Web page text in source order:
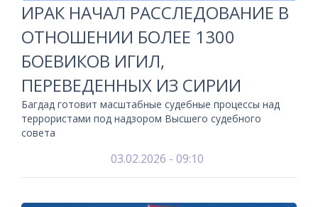
ИРАК НАЧАЛ РАССЛЕДОВАНИЕ В
ОТНОШЕНИИ БОЛЕЕ 1300
БОЕВИКОВ ИГИЛ,
ПЕРЕВЕДЕННЫХ ИЗ СИРИИ
Багдад готовит масштабные судебные процессы над
террористами под надзором Высшего судебного
совета
03.02.2026 - 09:10